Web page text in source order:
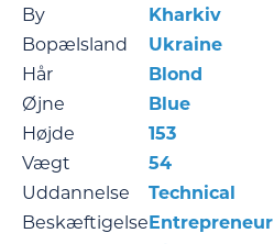
By
Kharkiv
Bopælsland
Ukraine
Hår
Blond
Øjne
Blue
Højde
153
Vægt
54
Uddannelse
Technical
BeskæftigelseEntrepreneur